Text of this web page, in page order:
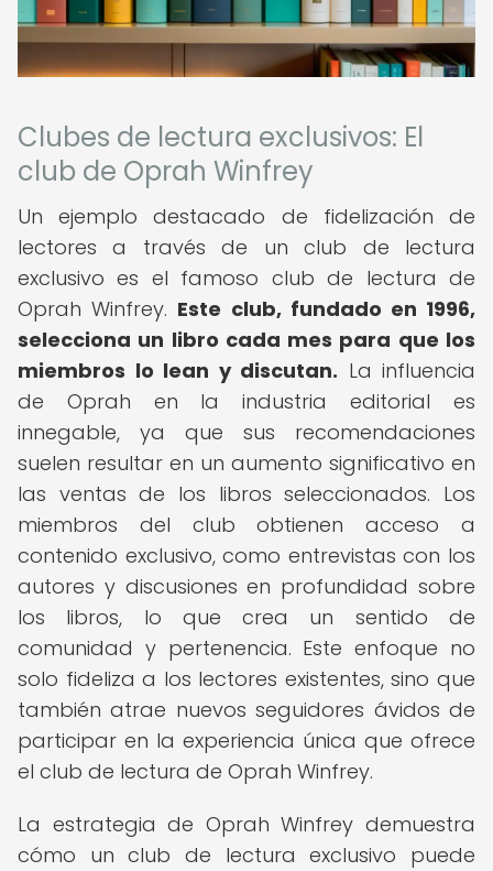
Clubes de lectura exclusivos: El
club de Oprah Winfrey
Un ejemplo destacado de fidelización de
lectores a través de un club de lectura
exclusivo es el famoso club de lectura de
Oprah Winfrey. Este club, fundado en 1996,
selecciona un libro cada mes para que los
miembros lo lean y discutan. La influencia
de Oprah en la industria editorial es
innegable, ya que sus recomendaciones
suelen resultar en un aumento significativo en
las ventas de los libros seleccionados. Los
miembros del club obtienen acceso a
contenido exclusivo, como entrevistas con los
autores y discusiones en profundidad sobre
los libros, lo que crea un sentido de
comunidad y pertenencia. Este enfoque no
solo fideliza a los lectores existentes, sino que
también atrae nuevos seguidores ávidos de
participar en la experiencia única que ofrece
el club de lectura de Oprah Winfrey.
La estrategia de Oprah Winfrey demuestra
cómo un club de lectura exclusivo puede